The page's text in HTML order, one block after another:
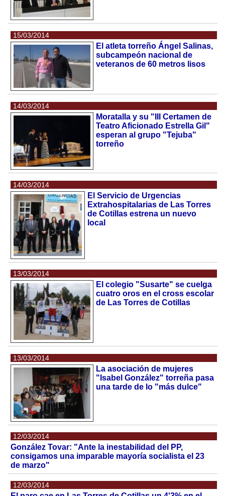
15/03/2014
El atleta torreño Ángel Salinas,
subcampeón nacional de
veteranos de 60 metros lisos
14/03/2014
Moratalla y su "III Certamen de
Teatro Aficionado Estrella Gil"
esperan al grupo "Tejuba"
torreño
14/03/2014
El Servicio de Urgencias
Extrahospitalarias de Las Torres
de Cotillas estrena un nuevo
local
13/03/2014
El colegio "Susarte" se cuelga
cuatro oros en el cross escolar
de Las Torres de Cotillas
13/03/2014
La asociación de mujeres
"Isabel González" torreña pasa
una tarde de lo "más dulce"
12/03/2014
González Tovar: "Ante la inestabilidad del PP,
consigamos una imparable mayoría socialista el 23
de marzo"
12/03/2014